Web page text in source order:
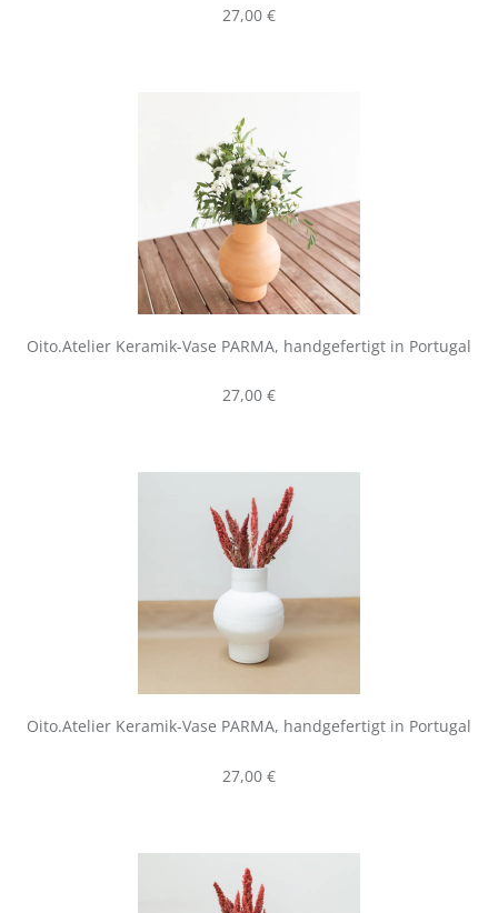
Regulärer Preis:
27,00 €
Oito.Atelier Keramik-Vase PARMA, handgefertigt in Portugal
Regulärer Preis:
27,00 €
Oito.Atelier Keramik-Vase PARMA, handgefertigt in Portugal
Regulärer Preis:
27,00 €